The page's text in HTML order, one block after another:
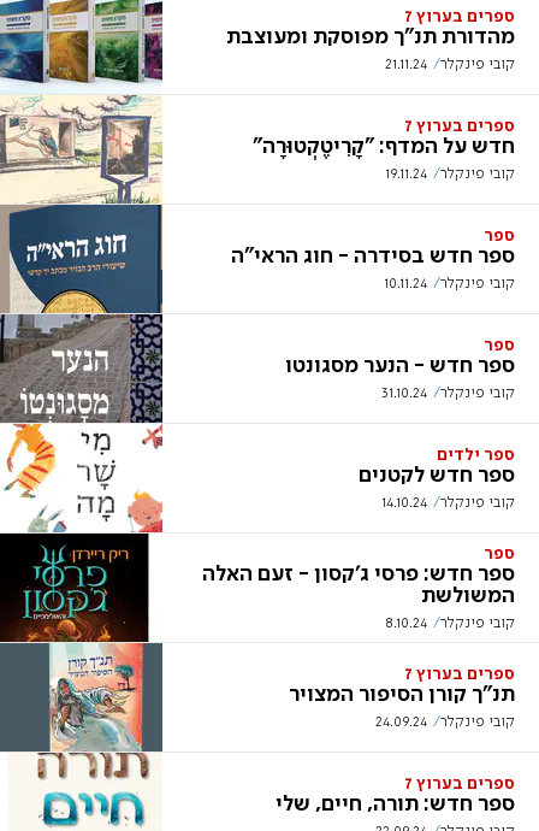
ספרים בערוץ 7
מהדורת תנ"ך מפוסקת ומעוצבת
קובי פינקלר 21.11.24
ספרים בערוץ 7
חדש על המדף: "קָרִיטֶקְטוּרָה"
קובי פינקלר 19.11.24
ספר
ספר חדש בסידרה - חוג הראי"ה
קובי פינקלר 10.11.24
ספר
ספר חדש - הנער מסגונטו
קובי פינקלר 31.10.24
ספר ילדים
ספר חדש לקטנים
קובי פינקלר 14.10.24
ספר
ספר חדש: פרסי ג'קסון - זעם האלה
המשולשת
קובי פינקלר 8.10.24
ספרים בערוץ 7
תנ"ך קורן הסיפור המצויר
קובי פינקלר 24.09.24
ספרים בערוץ 7
ספר חדש: תורה, חיים, שלי